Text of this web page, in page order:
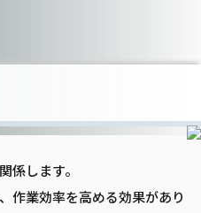
係します。
作業効率を高める効果があり